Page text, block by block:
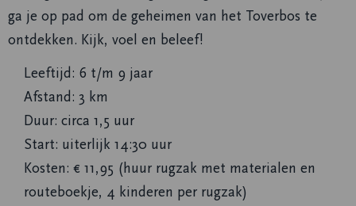
ga je op pad om de geheimen van het Toverbos te
ontdekken. Kijk, voel en beleef!
Leeftijd: 6 t/m 9 jaar
Afstand: 3 km
Duur: circa 1,5 uur
Start: uiterlijk 14:30 uur
Kosten: € 11,95 (huur rugzak met materialen en
routeboekje, 4 kinderen per rugzak)